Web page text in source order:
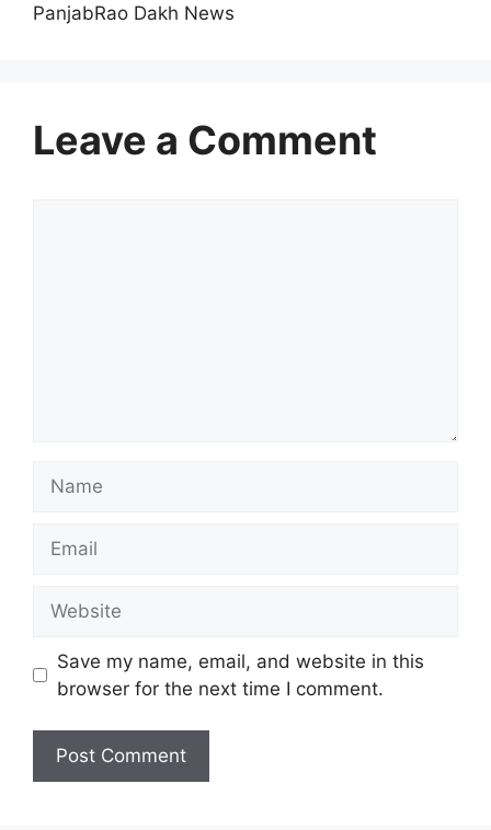
PanjabRao Dakh News
Leave a Comment
Save my name, email, and website in this
browser for the next time I comment.